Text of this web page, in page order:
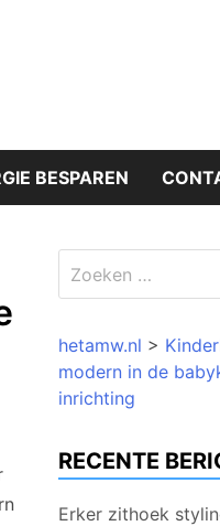
BESPAREN
naar:
hetamw.nl >
modern in de
inrichting
RECENTE
Erker zithoek